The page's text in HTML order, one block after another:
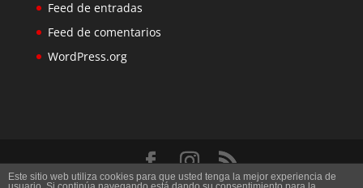
Feed de entradas
Feed de comentarios
WordPress.org
Este sitio web utiliza cookies para que usted tenga la mejor experiencia de